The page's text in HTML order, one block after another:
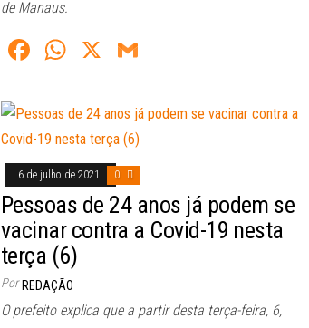
de Manaus.
Fa
bo
ok
W
ts
A
pp
X
ail
6 de julho de 2021 0
Pessoas de 24 anos já podem se
vacinar contra a Covid-19 nesta
terça (6)
Por REDAÇÃO
O prefeito explica que a partir desta terça-feira, 6,